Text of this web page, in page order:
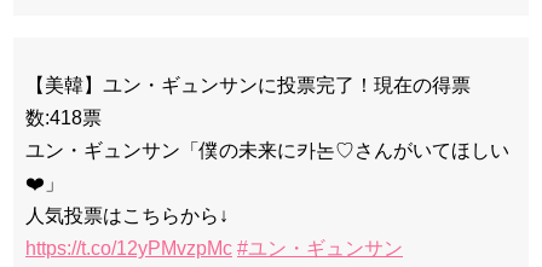
【美韓】ユン・ギュンサンに投票完了！現在の得票
数:418票
ユン・ギュンサン「僕の未来に카논♡さんがいてほしい
❤️」
人気投票はこちらから↓
https://t.co/12yPMvzpMc #ユン・ギュンサン